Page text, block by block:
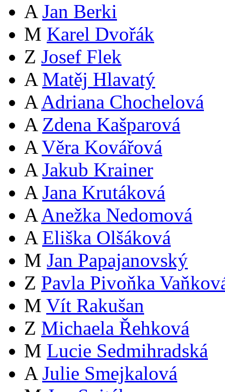
A Jan Berki
M Karel Dvořák
Z Josef Flek
A Matěj Hlavatý
A Adriana Chochelová
A Zdena Kašparová
A Věra Kovářová
A Jakub Krainer
A Jana Krutáková
A Anežka Nedomová
A Eliška Olšáková
M Jan Papajanovský
Z Pavla Pivoňka
M Vít Rakušan
Z Michaela Řehková
M Lucie Sedmihradská
A Julie Smejkalová